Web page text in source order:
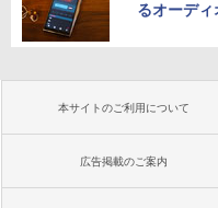
るオーデ
本サイトのご利用について
広告掲載のご案内